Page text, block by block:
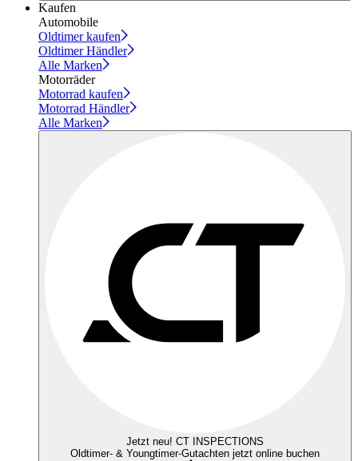
Kaufen
Automobile
Oldtimer kaufen
Oldtimer Händler
Alle Marken
Motorräder
Motorrad kaufen
Motorrad Händler
Alle Marken
Jetzt neu! CT INSPECTIONS
Oldtimer- & Youngtimer-Gutachten jetzt online buchen